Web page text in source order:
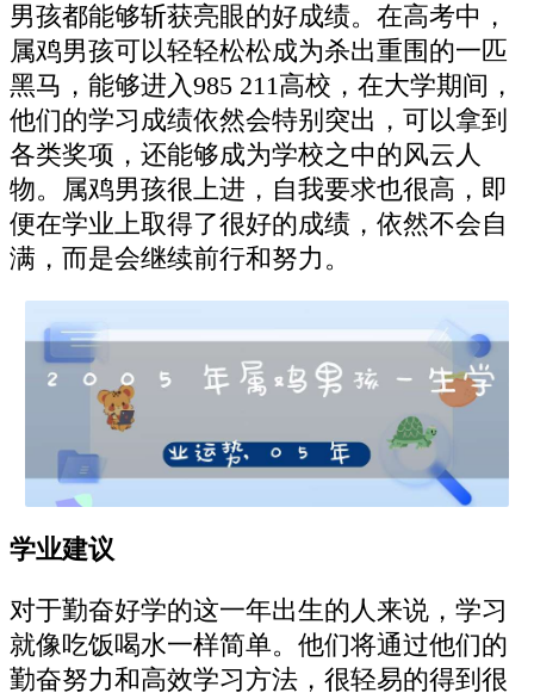
男孩都能够斩获亮眼的好成绩。在高考中，
属鸡男孩可以轻轻松松成为杀出重围的一匹
黑马，能够进入985 211高校，在大学期间，
他们的学习成绩依然会特别突出，可以拿到
各类奖项，还能够成为学校之中的风云人
物。属鸡男孩很上进，自我要求也很高，即
便在学业上取得了很好的成绩，依然不会自
满，而是会继续前行和努力。
学业建议
对于勤奋好学的这一年出生的人来说，学习
就像吃饭喝水一样简单。他们将通过他们的
勤奋努力和高效学习方法，很轻易的得到很